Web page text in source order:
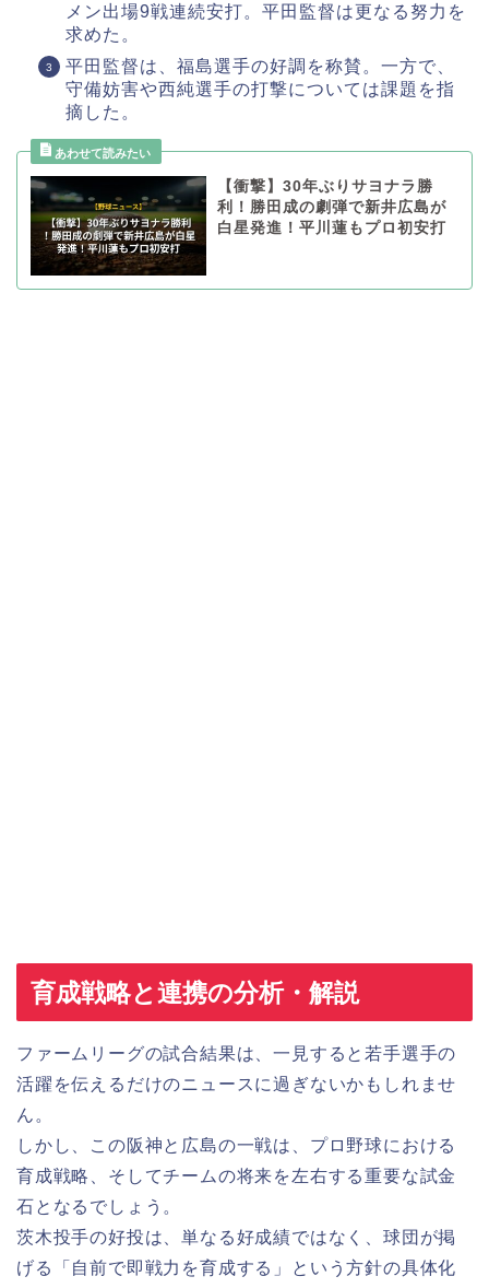
メン出場9戦連続安打。平田監督は更なる努力を
求めた。
平田監督は、福島選手の好調を称賛。一方で、
守備妨害や西純選手の打撃については課題を指
摘した。
【衝撃】30年ぶりサヨナラ勝
利！勝田成の劇弾で新井広島が
白星発進！平川蓮もプロ初安打
育成戦略と連携の分析・解説
ファームリーグの試合結果は、一見すると若手選手の
活躍を伝えるだけのニュースに過ぎないかもしれませ
ん。
しかし、この阪神と広島の一戦は、プロ野球における
育成戦略、そしてチームの将来を左右する重要な試金
石となるでしょう。
茨木投手の好投は、単なる好成績ではなく、球団が掲
げる「自前で即戦力を育成する」という方針の具体化